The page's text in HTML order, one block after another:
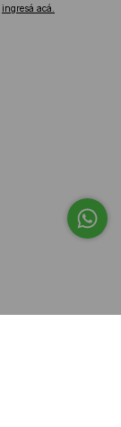
ingresá acá.